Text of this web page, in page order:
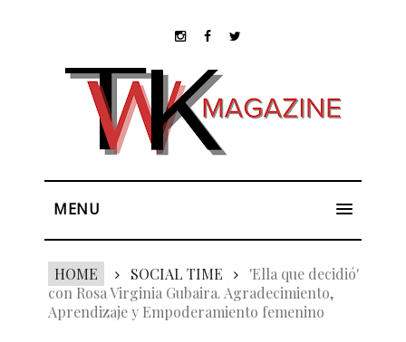
MENU
HOME SOCIAL TIME
'Ella que decidió'
con Rosa Virginia Gubaira. Agradecimiento,
Aprendizaje y Empoderamiento femenino